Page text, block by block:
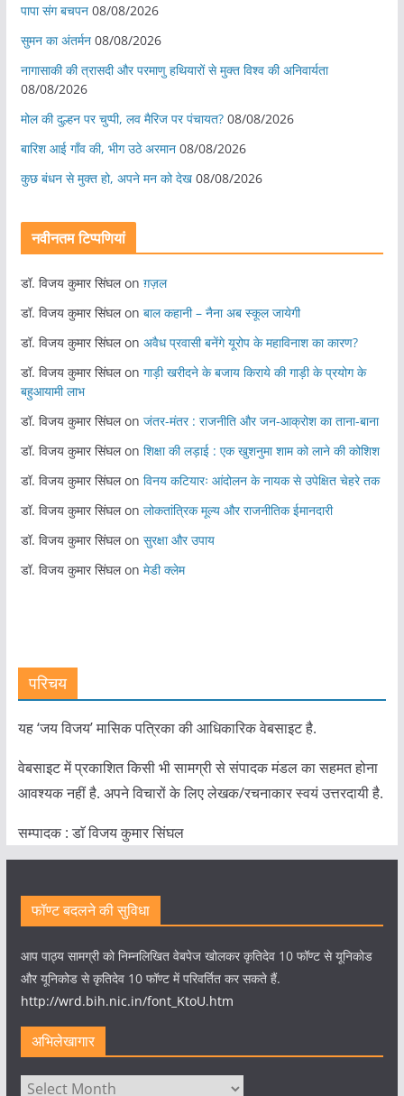
पापा संग बचपन 08/08/2026
सुमन का अंतर्मन 08/08/2026
नागासाकी की त्रासदी और परमाणु हथियारों से मुक्त विश्व की अनिवार्यता
08/08/2026
मोल की दुल्हन पर चुप्पी, लव मैरिज पर पंचायत? 08/08/2026
बारिश आई गाँव की, भीग उठे अरमान 08/08/2026
कुछ बंधन से मुक्त हो, अपने मन को देख 08/08/2026
नवीनतम टिप्पणियां
डॉ. विजय कुमार सिंघलon ग़ज़ल
डॉ. विजय कुमार सिंघलon बाल कहानी – नैना अब स्कूल जायेगी
डॉ. विजय कुमार सिंघलon अवैध प्रवासी बनेंगे यूरोप के महाविनाश का कारण?
डॉ. विजय कुमार सिंघलon गाड़ी खरीदने के बजाय किराये की गाड़ी के प्रयोग के
बहुआयामी लाभ
डॉ. विजय कुमार सिंघलon जंतर-मंतर : राजनीति और जन-आक्रोश का ताना-बाना
डॉ. विजय कुमार सिंघलon शिक्षा की लड़ाई : एक खुशनुमा शाम को लाने की कोशिश
डॉ. विजय कुमार सिंघलon विनय कटियारः आंदोलन के नायक से उपेक्षित चेहरे तक
डॉ. विजय कुमार सिंघलon लोकतांत्रिक मूल्य और राजनीतिक ईमानदारी
डॉ. विजय कुमार सिंघलon सुरक्षा और उपाय
डॉ. विजय कुमार सिंघलon मेडी क्लेम
परिचय
यह ‘जय विजय’ मासिक पत्रिका की आधिकारिक वेबसाइट है.
वेबसाइट में प्रकाशित किसी भी सामग्री से संपादक मंडल का सहमत होना
आवश्यक नहीं है. अपने विचारों के लिए लेखक/रचनाकार स्वयं उत्तरदायी है.
सम्पादक : डाॅ विजय कुमार सिंघल
फॉण्ट बदलने की सुविधा
आप पाठ्य सामग्री को निम्नलिखित वेबपेज खोलकर कृतिदेव 10 फॉण्ट से यूनिकोड
और यूनिकोड से कृतिदेव 10 फॉण्ट में परिवर्तित कर सकते हैं.
http://wrd.bih.nic.in/font_KtoU.htm
अभिलेखागार
अभिलेखागार